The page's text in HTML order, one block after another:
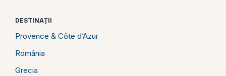
DESTINAȚII
Provence & Côte d’Azur
România
Grecia